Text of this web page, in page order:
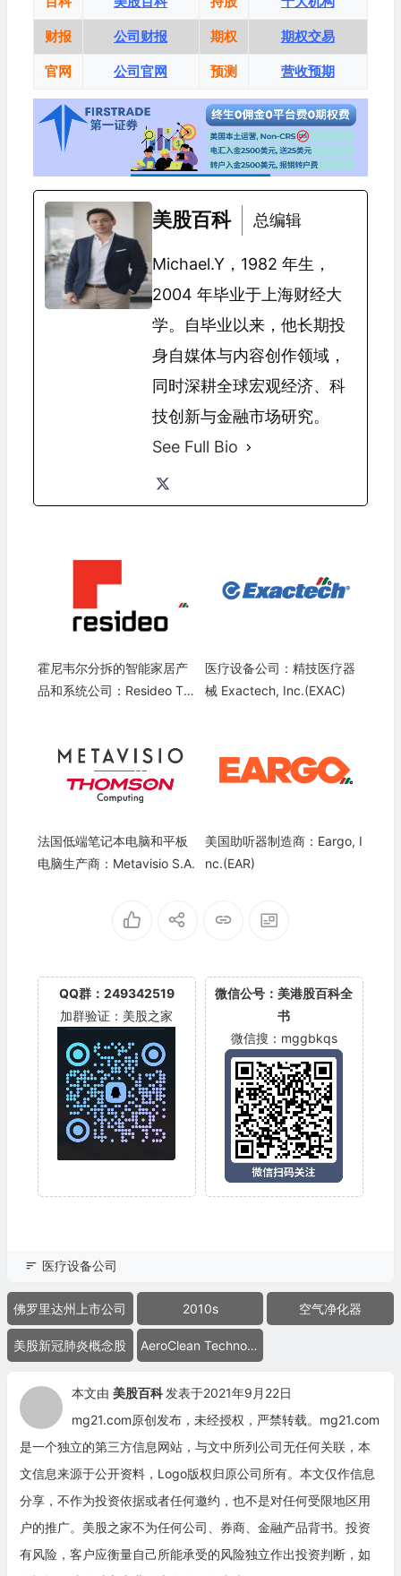
财报 公司财报 期权 期权交易
官网 公司官网 预测 营收预期
美股百科 总编辑
Michael.Y，1982 年生，
2004 年毕业于上海财经大
学。自毕业以来，他长期投
身自媒体与内容创作领域，
同时深耕全球宏观经济、科
技创新与金融市场研究。
See Full Bio
霍尼韦尔分拆的智能家居产
品和系统公司：Resideo Te
医疗设备公司：精技医疗器
械 Exactech, Inc.(EXAC)
法国低端笔记本电脑和平板
电脑生产商：Metavisio S.A.
美国助听器制造商：Eargo, I
nc.(EAR)
QQ群：249342519
加群验证：美股之家
微信公号：美港股百科全
书
微信搜：mggbkqs
医疗设备公司
佛罗里达州上市公司 2010s 空气净化器
美股新冠肺炎概念股 AeroClean Technologies
本文由 美股百科 发表于2021年9月22日
mg21.com原创发布，未经授权，严禁转载。mg21.com
是一个独立的第三方信息网站，与文中所列公司无任何关联，本
文信息来源于公开资料，Logo版权归原公司所有。本文仅作信息
分享，不作为投资依据或者任何邀约，也不是对任何受限地区用
户的推广。美股之家不为任何公司、券商、金融产品背书。投资
有风险，客户应衡量自己所能承受的风险独立作出投资判断，如